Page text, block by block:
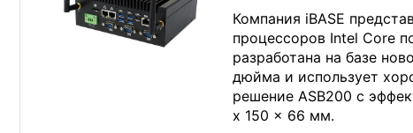
Компания iBASE
процессоров Intel Core
разработана на базе
дюйма и использует
решение ASB200 с
x 150 x 66 мм.